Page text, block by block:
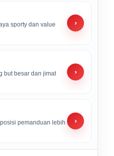
sporty dan value
›
but besar dan jimat
›
pemanduan lebih
›